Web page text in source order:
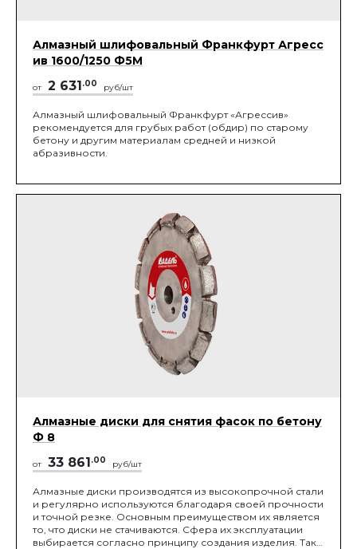
Алмазный шлифовальный Франкфурт Агресс
ив 1600/1250 Ф5М
от 2 631 .00 руб/шт
Алмазный шлифовальный Франкфурт «Агрессив»
рекомендуется для грубых работ (обдир) по старому
бетону и другим материалам средней и низкой
абразивности.
Алмазные диски для снятия фасок по бетону
Ф 8
от 33 861.00 руб/шт
Алмазные диски производятся из высокопрочной стали
и регулярно используются благодаря своей прочности
и точной резке. Основным преимуществом их является
то, что диски не стачиваются. Сфера их эксплуатации
выбирается согласно принципу создания изделия. Так,